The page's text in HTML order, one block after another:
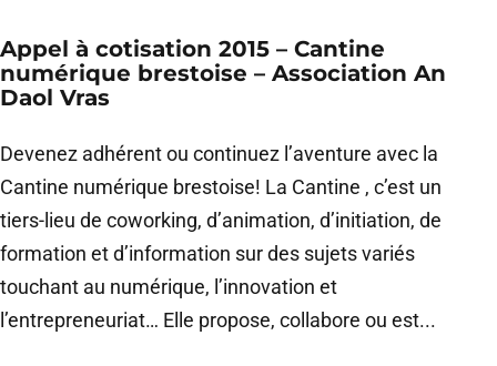
Appel à cotisation 2015 – Cantine
numérique brestoise – Association An
Daol Vras
Devenez adhérent ou continuez l’aventure avec la
Cantine numérique brestoise! La Cantine , c’est un
tiers-lieu de coworking, d’animation, d’initiation, de
formation et d’information sur des sujets variés
touchant au numérique, l’innovation et
l’entrepreneuriat… Elle propose, collabore ou est...